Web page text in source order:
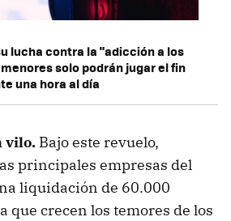
lucha contra la "adicción a los
solo podrán jugar el fin
una hora al día
vilo. Bajo este revuelo,
principales empresas del
liquidación de 60.000
que crecen los temores de los